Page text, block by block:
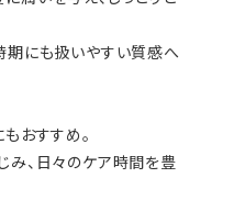
期にも扱いやすい質感へ
おすすめ。
み、日々のケア時間を豊